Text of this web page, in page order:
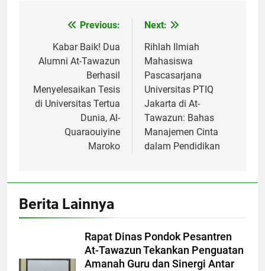
Navigasi
pos
Previous:
Kabar Baik! Dua
Alumni At-Tawazun
Berhasil
Menyelesaikan Tesis
di Universitas Tertua
Dunia, Al-
Quaraouiyine
Maroko
Next:
Rihlah Ilmiah
Mahasiswa
Pascasarjana
Universitas PTIQ
Jakarta di At-
Tawazun: Bahas
Manajemen Cinta
dalam Pendidikan
Berita Lainnya
Rapat Dinas Pondok Pesantren
At-Tawazun Tekankan Penguatan
Amanah Guru dan Sinergi Antar